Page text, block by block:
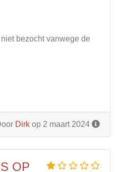
bezocht vanwege de
Dirk op 2 maart 2024
OP